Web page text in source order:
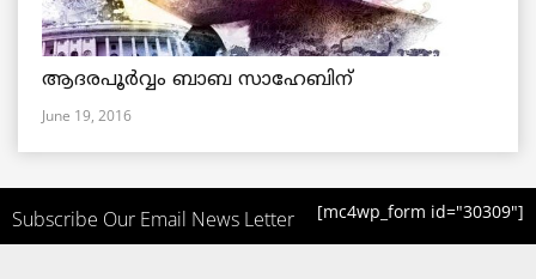
ആദരപൂര്‍വ്വം ബാബ സാഹേബിന്
June 19, 2016
Subscribe Our Email News Letter [mc4wp_form id="30309"]